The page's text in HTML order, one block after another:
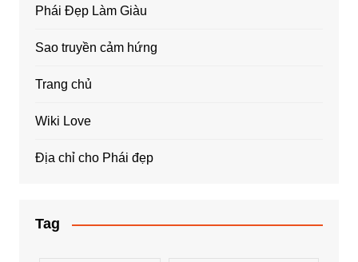
Phái Đẹp Làm Giàu
Sao truyền cảm hứng
Trang chủ
Wiki Love
Địa chỉ cho Phái đẹp
Tag